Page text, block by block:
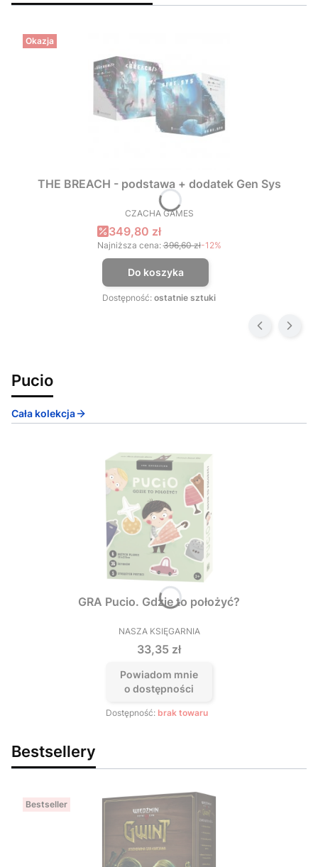
Okazja
THE BREACH - podstawa + dodatek Gen Sys
PRODUCENT
CZACHA GAMES
Cena promocyjna
349,80 zł
Najniższa cena: 396,60 zł-12%
Do koszyka
Dostępność: ostatnie sztuki
Pucio
Cała kolekcja
GRA Pucio. Gdzie to położyć?
PRODUCENT
NASZA KSIĘGARNIA
Cena
33,35 zł
Powiadom mnie
o dostępności
Dostępność: brak towaru
Bestsellery
Bestseller